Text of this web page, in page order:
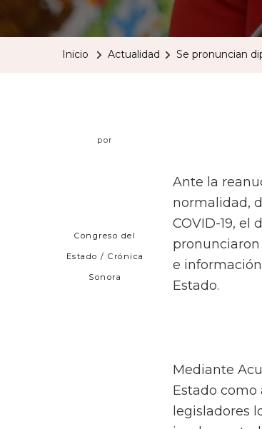
Inicio Actualidad Se pronuncian
por
Congreso del
Estado / Crónica
Sonora
Ante la
normalidad,
COVID-19, el
e
Estado.
Mediante
Estado como
legisladores